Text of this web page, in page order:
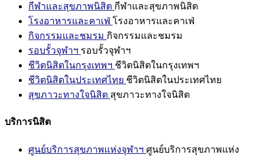
กีฬาและสุขภาพนิสิต กีฬาและสุขภาพนิสิต
โรงอาหารและคาเฟ่ โรงอาหารและคาเฟ่
กิจกรรมและชมรม กิจกรรมและชมรม
รอบรั้วจุฬาฯ รอบรั้วจุฬาฯ
ชีวิตนิสิตในกรุงเทพฯ ชีวิตนิสิตในกรุงเทพฯ
ชีวิตนิสิตในประเทศไทย ชีวิตนิสิตในประเทศไทย
สุขภาวะทางใจนิสิต สุขภาวะทางใจนิสิต
บริการนิสิต
ศูนย์บริการสุขภาพแห่งจุฬาฯ ศูนย์บริการสุขภาพแห่ง